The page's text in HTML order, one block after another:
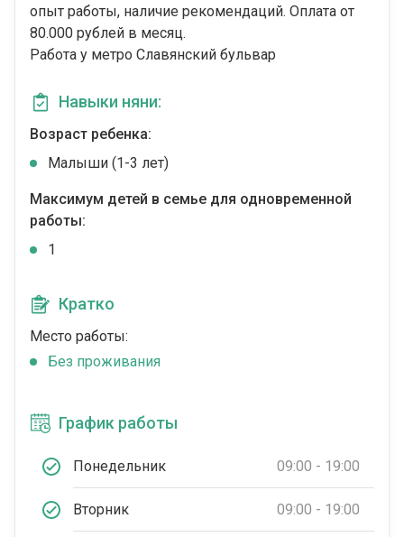
опыт работы, наличие рекомендаций. Оплата от
80.000 рублей в месяц.
Работа у метро Славянский бульвар
Навыки няни:
Возраст ребенка:
Малыши (1-3 лет)
Максимум детей в семье для одновременной
работы:
1
Кратко
Место работы:
Без проживания
График работы
Понедельник 09:00 - 19:00
Вторник 09:00 - 19:00